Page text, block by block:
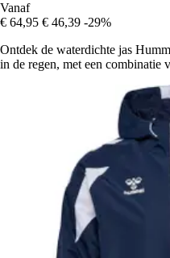
Vanaf
€ 64,95 € 46,39 -29%
Ontdek de waterdichte jas
in de regen, met een combinatie